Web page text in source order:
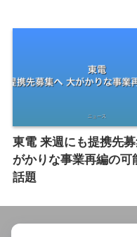
東電 来週にも提携先
がかりな事業再編の可
話題